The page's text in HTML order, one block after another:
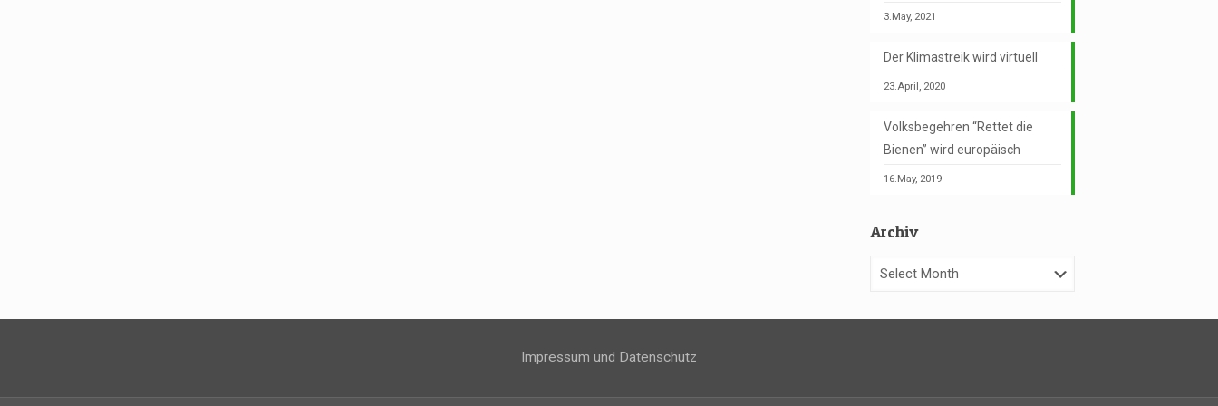
3.May, 2021
Der Klimastreik wird virtuell
23.April, 2020
Volksbegehren “Rettet die
Bienen” wird europäisch
16.May, 2019
Archiv
Archiv
Impressum und Datenschutz